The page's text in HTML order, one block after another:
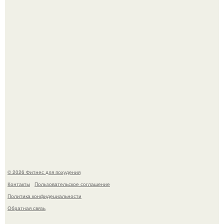
© 2026 Фитнес для похудения
Контакты
Пользовательское соглашение
Политика конфидециальности
Обратная связь